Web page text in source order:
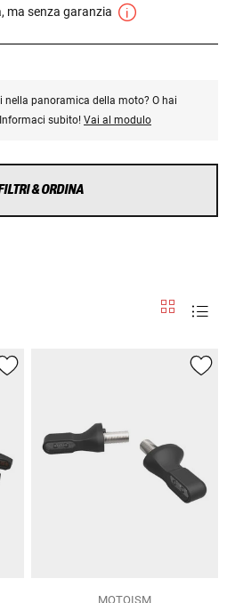
ma senza garanzia
nella panoramica della moto? O hai
subito! Vai al modulo
& ORDINA
MOTOISM